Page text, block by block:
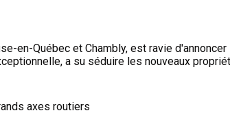
en-Québec et Chambly, est ravie
a su séduire les nouveaux
axes routiers